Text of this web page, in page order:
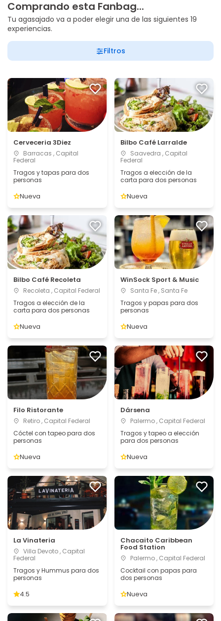
Comprando esta Fanbag...
Tu agasajado va a poder elegir una de las siguientes 19
experiencias.
Filtros
Cerveceria 3Diez
Barracas , Capital
Federal
Tragos y tapas para dos
personas
Nueva
Bilbo Café Larralde
Saavedra , Capital
Federal
Tragos a elección de la
carta para dos personas
Nueva
Bilbo Café Recoleta
Recoleta , Capital Federal
Tragos a elección de la
carta para dos personas
Nueva
WinSock Sport & Music
Santa Fe , Santa Fe
Tragos y papas para dos
personas
Nueva
Filo Ristorante
Retiro , Capital Federal
Cóctel con tapeo para dos
personas
Nueva
Dársena
Palermo , Capital Federal
Tragos y tapeo a elección
para dos personas
Nueva
La Vinateria
Villa Devoto , Capital
Federal
Tragos y Hummus para dos
personas
4.5
Chacaito Caribbean
Food Station
Palermo , Capital Federal
Cocktail con papas para
dos personas
Nueva